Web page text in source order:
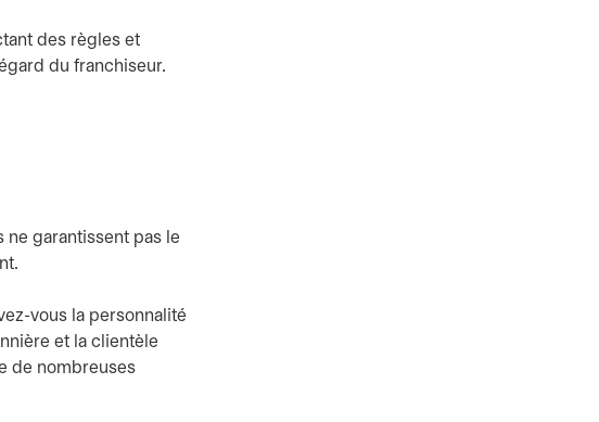
des règles et
du franchiseur.
ne garantissent pas le
vous la personnalité
et la clientèle
de nombreuses